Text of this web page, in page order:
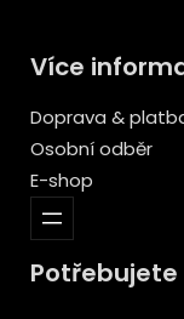
Více
Doprava &
Osobní odběr
E-shop